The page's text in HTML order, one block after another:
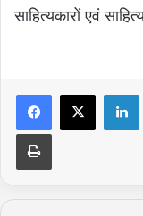
साहित्यकारों एवं